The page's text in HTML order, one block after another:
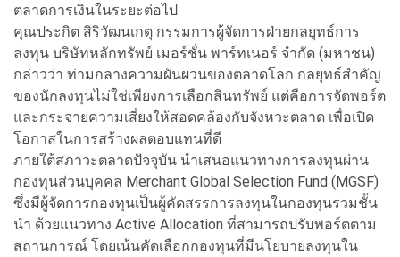
ตลาดการเงินในระยะต่อไป
คุณประกิต สิริวัฒนเกตุ กรรมการผู้จัดการฝ่ายกลยุทธ์การ
ลงทุน บริษัทหลักทรัพย์ เมอร์ชั่น พาร์ทเนอร์ จำกัด (มหาชน)
กล่าวว่า ท่ามกลางความผันผวนของตลาดโลก กลยุทธ์สำคัญ
ของนักลงทุนไม่ใช่เพียงการเลือกสินทรัพย์ แต่คือการจัดพอร์ต
และกระจายความเสี่ยงให้สอดคล้องกับจังหวะตลาด เพื่อเปิด
โอกาสในการสร้างผลตอบแทนที่ดี
ภายใต้สภาวะตลาดปัจจุบัน นำเสนอแนวทางการลงทุนผ่าน
กองทุนส่วนบุคคล Merchant Global Selection Fund (MGSF)
ซึ่งมีผู้จัดการกองทุนเป็นผู้คัดสรรการลงทุนในกองทุนรวมชั้น
นำ ด้วยแนวทาง Active Allocation ที่สามารถปรับพอร์ตตาม
สถานการณ์ โดยเน้นคัดเลือกกองทุนที่มีนโยบายลงทุนใน